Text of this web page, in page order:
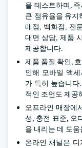
을 테스트하며,
큰 점유율을 유지
매점, 백화점, 전
대면 상담, 제품
제공합니다.
제품 품질 확인,
인해 모바일 액
가 특히 높습니다
적인 조언도 제공
오프라인 매장에
성, 충전 표준, 오
을 내리는 데 도
온라인 채널은